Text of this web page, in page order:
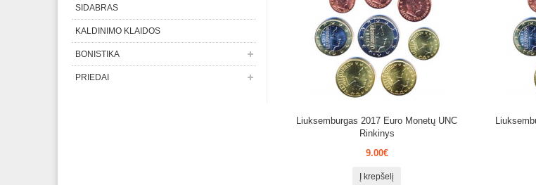
SIDABRAS
KALDINIMO KLAIDOS
BONISTIKA
PRIEDAI
Liuksemburgas 2017 Euro Monetų UNC
Rinkinys
9.00€
Į krepšelį